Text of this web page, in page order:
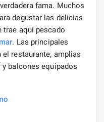
fama. Muchos
degustar las delicias
trae aquí pescado
. Las principales
restaurante, amplias
balcones equipados